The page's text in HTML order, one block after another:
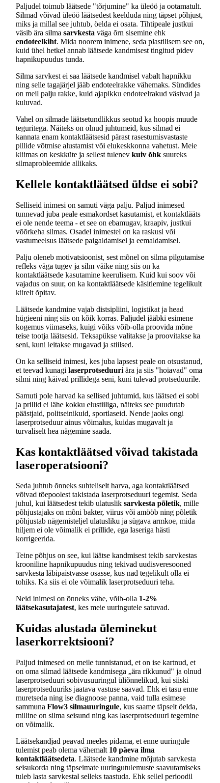
Paljudel toimub läätsede "tõrjumine" ka üleöö ja ootamatult.
Silmad võivad üleöö läätsedest keelduda ning täpset põhjust,
miks ja millal see juhtub, öelda ei osata. Tihtipeale justkui
väsib ära silma sarvkesta väga õrn sisemine ehk
endoteelkiht. Mida noorem inimene, seda plastilisem see on,
kuid ühel hetkel annab läätsede kandmisest tingitud pidev
hapnikupuudus tunda.
Silma sarvkest ei saa läätsede kandmisel vabalt hapnikku
ning selle tagajärjel jääb endoteelrakke vähemaks. Sündides
on meil palju rakke, kuid ajapikku endoteelrakud väsivad ja
kuluvad.
Vahel on silmade läätsetundlikkus seotud ka hoopis muude
teguritega. Näiteks on olnud juhtumeid, kus silmad ei
kannata enam kontaktläätsesid pärast rasestumisvastaste
pillide võtmise alustamist või elukeskkonna vahetust. Meie
kliimas on keskküte ja sellest tulenev kuiv õhk suureks
silmaprobleemide allikaks.
Kellele kontaktläätsed üldse ei sobi?
Selliseid inimesi on samuti väga palju. Paljud inimesed
tunnevad juba peale esmakordset kasutamist, et kontaktlääts
ei ole nende teema - et see on ebamugav, kraapiv, justkui
võõrkeha silmas. Osadel inimestel on ka raskusi või
vastumeelsus läätsede paigaldamisel ja eemaldamisel.
Palju oleneb motivatsioonist, sest mõnel on silma pilgutamise
refleks väga tugev ja silm väike ning siis on ka
kontaktläätsede kasutamine keerulisem. Kuid kui soov või
vajadus on suur, on ka kontaktläätsede käsitlemine tegelikult
kiirelt õpitav.
Läätsede kandmine vajab distsipliini, logistikat ja head
hügieeni ning siis on kõik korras. Paljudel jääbki esimene
kogemus viimaseks, kuigi võiks võib-olla proovida mõne
teise tootja läätsesid. Teksapükse valitakse ja proovitakse ka
seni, kuni leitakse mugavad ja stiilsed.
On ka selliseid inimesi, kes juba lapsest peale on otsustanud,
et teevad kunagi laserprotseduuri ära ja siis "hoiavad" oma
silmi ning käivad prillidega seni, kuni tulevad protseduurile.
Samuti pole harvad ka sellised juhtumid, kus läätsed ei sobi
ja prillid ei lähe kokku elustiiliga, näiteks see puudutab
päästjaid, politseinikuid, sportlaseid. Nende jaoks ongi
laserprotseduur ainus võimalus, kuidas mugavalt ja
turvaliselt hea nägemine saada.
Kas kontaktläätsed võivad takistada
laseroperatsiooni?
Seda juhtub õnneks suhteliselt harva, aga kontaktläätsed
võivad tõepoolest takistada laserprotseduuri tegemist. Seda
juhul, kui läätsedest tekib ulatuslik sarvkesta põletik, mille
põhjustajaks on mõni bakter, viirus või amööb ning põletik
põhjustab nägemisteljel ulatusliku ja sügava armkoe, mida
hiljem ei ole võimalik ei prillide, ega laseriga hästi
korrigeerida.
Teine põhjus on see, kui läätse kandmisest tekib sarvkestas
krooniline hapnikupuudus ning tekivad uudisveresooned
sarvkesta läbipaistvasse osasse, kus nad tegelikult olla ei
tohiks. Ka siis ei ole võimalik laserprotseduuri teha.
Neid inimesi on õnneks vähe, võib-olla 1-2%
läätsekasutajatest, kes meie uuringutele satuvad.
Kuidas alustada üleminekut
laserkorrektsiooni?
Paljud inimesed on meile tunnistanud, et on ise kartnud, et
on oma silmad läätsede kandmisega „ära rikkunud" ja olnud
laserprotseduuri sobivusuuringul üliõnnelikud, kui siiski
laserprotseduuriks jaatava vastuse saavad. Ehk ei tasu enne
muretseda ning ise diagnoose panna, vaid tulla esimese
sammuna Flow3 silmauuringule, kus saame täpselt öelda,
milline on silma seisund ning kas laserprotseduuri tegemine
on võimalik.
Läätsekandjad peavad meeles pidama, et enne uuringule
tulemist peab olema vähemalt 10 päeva ilma
kontaktläätsedeta. Läätsede kandmine mõjutab sarvkesta
seisukorda ning täpseimate uuringutulemuste saavutamiseks
tuleb lasta sarvkestal selleks taastuda. Ehk sellel perioodil